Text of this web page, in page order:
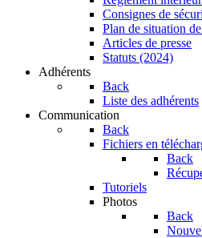
Consignes de
Plan de situation
Articles de presse
Statuts (2024)
Adhérents
Back
Liste des adhérents
Communication
Back
Fichiers en
Back
Tutoriels
Photos
Back